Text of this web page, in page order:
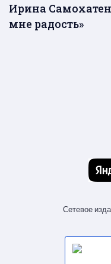
Ирина
мне радость»
Сетевое